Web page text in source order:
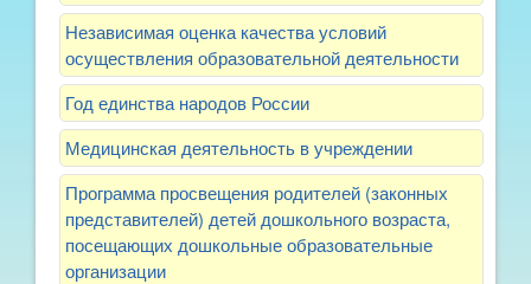
Независимая оценка качества условий
осуществления образовательной деятельности
Год единства народов России
Медицинская деятельность в учреждении
Программа просвещения родителей (законных
представителей) детей дошкольного возраста,
посещающих дошкольные образовательные
организации